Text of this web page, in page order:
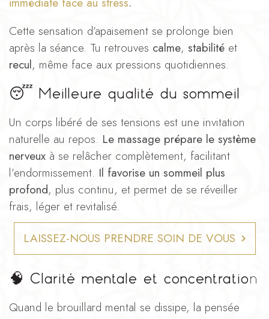
Cette sensation d’apaisement se prolonge bien
après la séance. Tu retrouves calme, stabilité et
recul, même face aux pressions quotidiennes.
😴 Meilleure qualité du sommeil
Un corps libéré de ses tensions est une invitation
naturelle au repos. Le massage prépare le système
nerveux à se relâcher complètement, facilitant
l’endormissement. Il favorise un sommeil plus
profond, plus continu, et permet de se réveiller
frais, léger et revitalisé.
LAISSEZ-NOUS PRENDRE SOIN DE VOUS
🧠 Clarité mentale et concentration
Quand le brouillard mental se dissipe, la pensée